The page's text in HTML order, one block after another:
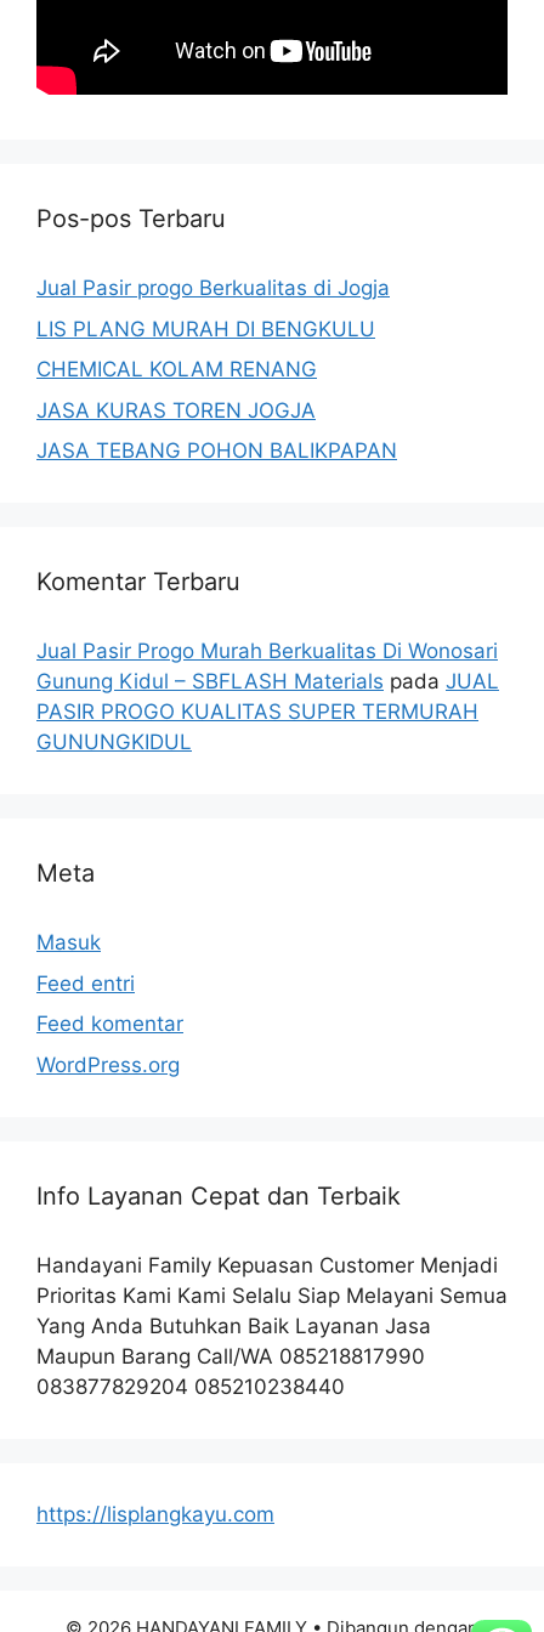
Pos-pos Terbaru
Jual Pasir progo Berkualitas di Jogja
LIS PLANG MURAH DI BENGKULU
CHEMICAL KOLAM RENANG
JASA KURAS TOREN JOGJA
JASA TEBANG POHON BALIKPAPAN
Komentar Terbaru
Jual Pasir Progo Murah Berkualitas Di Wonosari
Gunung Kidul – SBFLASH Materials pada JUAL
PASIR PROGO KUALITAS SUPER TERMURAH
GUNUNGKIDUL
Meta
Masuk
Feed entri
Feed komentar
WordPress.org
Info Layanan Cepat dan Terbaik
Handayani Family Kepuasan Customer Menjadi
Prioritas Kami Kami Selalu Siap Melayani Semua
Yang Anda Butuhkan Baik Layanan Jasa
Maupun Barang Call/WA 085218817990
083877829204 085210238440
https://lisplangkayu.com